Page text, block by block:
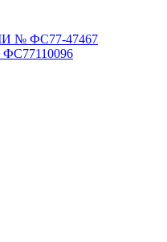
№ ФС77-47467